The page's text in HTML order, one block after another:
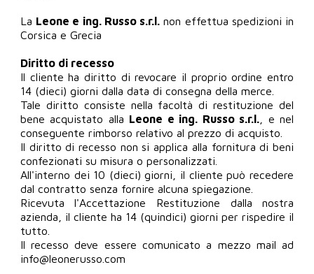
La Leone e ing. Russo s.r.l. non effettua spedizioni in
Corsica e Grecia
Diritto di recesso
Il cliente ha diritto di revocare il proprio ordine entro
14 (dieci) giorni dalla data di consegna della merce.
Tale diritto consiste nella facoltà di restituzione del
bene acquistato alla Leone e ing. Russo s.r.l.
, e nel
conseguente rimborso relativo al prezzo di acquisto.
Il diritto di recesso non si applica alla fornitura di beni
confezionati su misura o personalizzati.
All'interno dei 10 (dieci) giorni, il cliente può recedere
dal contratto senza fornire alcuna spiegazione.
Ricevuta l'Accettazione Restituzione dalla nostra
azienda, il cliente ha 14 (quindici) giorni per rispedire il
tutto.
Il recesso deve essere comunicato a mezzo mail ad
info@leonerusso.com